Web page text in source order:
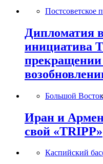
Постсоветское
Дипломатия
инициатива
прекращении
Большой
Иран и
свой «TRIPP»
Каспийский